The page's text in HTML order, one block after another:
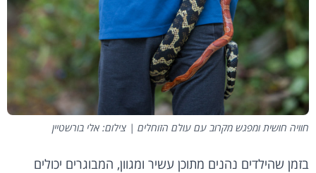
חוויה חושית ומפגש מקרוב עם עולם הזוחלים | צילום: אלי בורשטיין
בזמן שהילדים נהנים מתוכן עשיר ומגוון, המבוגרים יכולים